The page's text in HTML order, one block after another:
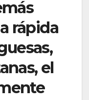
rápida
el